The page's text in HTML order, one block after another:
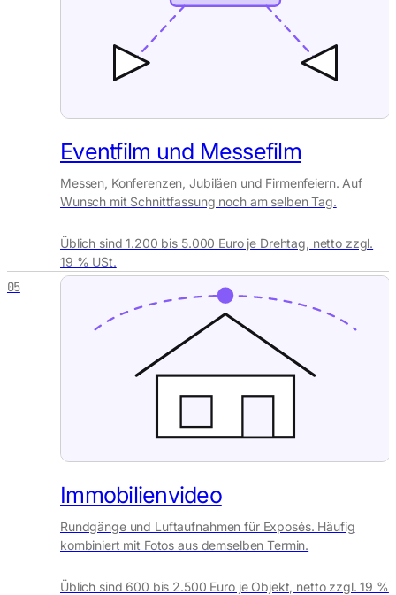
Eventfilm und Messefilm
Messen, Konferenzen, Jubiläen und Firmenfeiern. Auf
Wunsch mit Schnittfassung noch am selben Tag.
Üblich sind 1.200 bis 5.000 Euro je Drehtag, netto zzgl.
19 % USt.
05
Immobilienvideo
Rundgänge und Luftaufnahmen für Exposés. Häufig
kombiniert mit Fotos aus demselben Termin.
Üblich sind 600 bis 2.500 Euro je Objekt, netto zzgl. 19 %